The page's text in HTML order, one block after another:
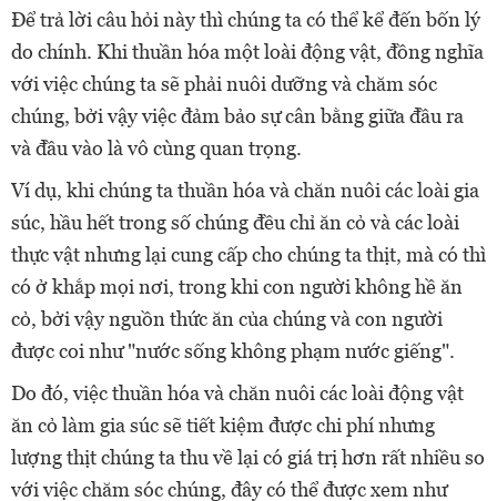
Để trả lời câu hỏi này thì chúng ta có thể kể đến bốn lý
do chính. Khi thuần hóa một loài động vật, đồng nghĩa
với việc chúng ta sẽ phải nuôi dưỡng và chăm sóc
chúng, bởi vậy việc đảm bảo sự cân bằng giữa đầu ra
và đầu vào là vô cùng quan trọng.
Ví dụ, khi chúng ta thuần hóa và chăn nuôi các loài gia
súc, hầu hết trong số chúng đều chỉ ăn cỏ và các loài
thực vật nhưng lại cung cấp cho chúng ta thịt, mà có thì
có ở khắp mọi nơi, trong khi con người không hề ăn
cỏ, bởi vậy nguồn thức ăn của chúng và con người
được coi như "nước sống không phạm nước giếng".
Do đó, việc thuần hóa và chăn nuôi các loài động vật
ăn cỏ làm gia súc sẽ tiết kiệm được chi phí nhưng
lượng thịt chúng ta thu về lại có giá trị hơn rất nhiều so
với việc chăm sóc chúng, đây có thể được xem như